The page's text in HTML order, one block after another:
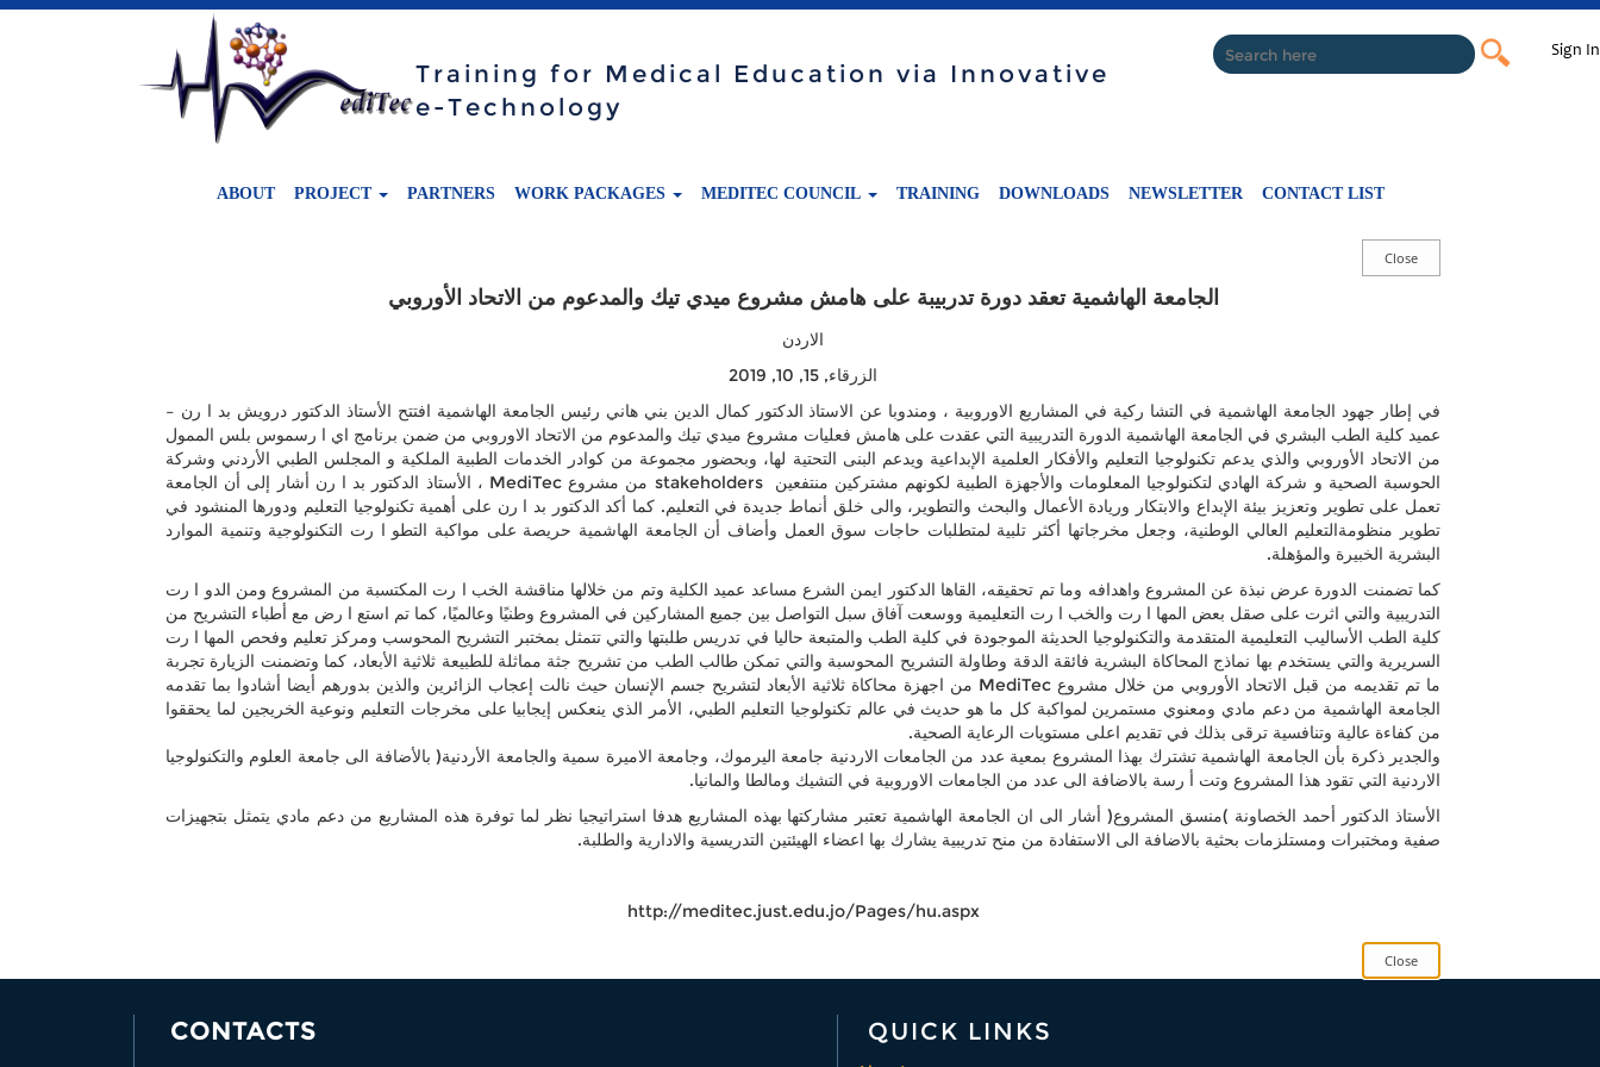
Training for Medical Education via Innovative
e-Technology
Sign In
ABOUT PROJECT PARTNERS WORK PACKAGES MEDITEC COUNCIL TRAINING DOWNLOADS NEWSLETTER CONTACT LIST
الجامعة الهاشمية تعقد دورة تدربيبة على هامش مشروع ميدي تيك والمدعوم من الاتحاد الأوروبي
الاردن
الزرقاء, 15, 10, 2019
في إطار جهود الجامعة الهاشمية في التشا ركية في المشاريع الاوروبية ، ومندوبا عن الاستاذ الدكتور كمال الدين بني هاني رئيس الجامعة الهاشمية افتتح الأستاذ الدكتور درويش بد ا رن –
عميد كلية الطب البشري في الجامعة الهاشمية الدورة التدريبية التي عقدت على هامش فعليات مشروع ميدي تيك والمدعوم من الاتحاد الاوروبي من ضمن برنامج اي ا رسموس بلس الممول
من الاتحاد الأوروبي والذي يدعم تكنولوجيا التعليم والأفكار العلمية الإبداعية ويدعم البنى التحتية لها، وبحضور مجموعة من كوادر الخدمات الطبية الملكية و المجلس الطبي الأردني وشركة
الحوسبة الصحية و شركة الهادي لتكنولوجيا المعلومات والأجهزة الطبية لكونهم مشتركين منتفعين stakeholders من مشروع MediTec ، الأستاذ الدكتور بد ا رن أشار إلى أن الجامعة
تعمل على تطوير وتعزيز بيئة الإبداع والابتكار وريادة الأعمال والبحث والتطوير، والى خلق أنماط جديدة في التعليم. كما أكد الدكتور بد ا رن على أهمية تكنولوجيا التعليم ودورها المنشود في
تطوير منظومةالتعليم العالي الوطنية، وجعل مخرجاتها أكثر تلبية لمتطلبات حاجات سوق العمل وأضاف أن الجامعة الهاشمية حريصة على مواكبة التطو ا رت التكنولوجية وتنمية الموارد
البشرية الخبيرة والمؤهلة.
كما تضمنت الدورة عرض نبذة عن المشروع واهدافه وما تم تحقيقه، القاها الدكتور ايمن الشرع مساعد عميد الكلية وتم من خلالها مناقشة الخب ا رت المكتسبة من المشروع ومن الدو ا رت
التدريبية والتي اثرت على صقل بعض المها ا رت والخب ا رت التعليمية ووسعت آفاق سبل التواصل بين جميع المشاركين في المشروع وطنيًا وعالميًا، كما تم استع ا رض مع أطباء التشريح من
كلية الطب الأساليب التعليمية المتقدمة والتكنولوجيا الحديثة الموجودة في كلية الطب والمتبعة حاليا في تدريس طلبتها والتي تتمثل بمختبر التشريح المحوسب ومركز تعليم وفحص المها ا رت
السريرية والتي يستخدم بها نماذج المحاكاة البشرية فائقة الدقة وطاولة التشريح المحوسبة والتي تمكن طالب الطب من تشريح جثة مماثلة للطبيعة ثلاثية الأبعاد، كما وتضمنت الزيارة تجربة
ما تم تقديمه من قبل الاتحاد الأوروبي من خلال مشروع MediTec من اجهزة محاكاة ثلاثية الأبعاد لتشريح جسم الإنسان حيث نالت إعجاب الزائرين والذين بدورهم أيضا أشادوا بما تقدمه
الجامعة الهاشمية من دعم مادي ومعنوي مستمرين لمواكبة كل ما هو حديث في عالم تكنولوجيا التعليم الطبي، الأمر الذي ينعكس إيجابيا على مخرجات التعليم ونوعية الخريجين لما يحققوا
من كفاءة عالية وتنافسية ترقى بذلك في تقديم اعلى مستويات الرعاية الصحية.
والجدير ذكرة بأن الجامعة الهاشمية تشترك بهذا المشروع بمعية عدد من الجامعات الاردنية جامعة اليرموك، وجامعة الاميرة سمية والجامعة الأردنية( بالأضافة الى جامعة العلوم والتكنولوجيا
الاردنية التي تقود هذا المشروع وتت أ رسة بالاضافة الى عدد من الجامعات الاوروبية في التشيك ومالطا والمانيا.
الأستاذ الدكتور أحمد الخصاونة )منسق المشروع( أشار الى ان الجامعة الهاشمية تعتبر مشاركتها بهذه المشاريع هدفا استراتيجيا نظر لما توفرة هذه المشاريع من دعم مادي يتمثل بتجهيزات
صفية ومختبرات ومستلزمات بحثية بالاضافة الى الاستفادة من منح تدريبية يشارك بها اعضاء الهيئتين التدريسية والادارية والطلبة.
http://meditec.just.edu.jo/Pages/hu.aspx
CONTACTS QUICK LINKS